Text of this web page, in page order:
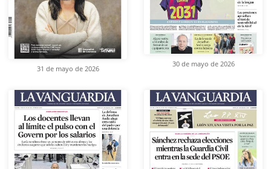
31 de mayo de 2026
30 de mayo de 2026